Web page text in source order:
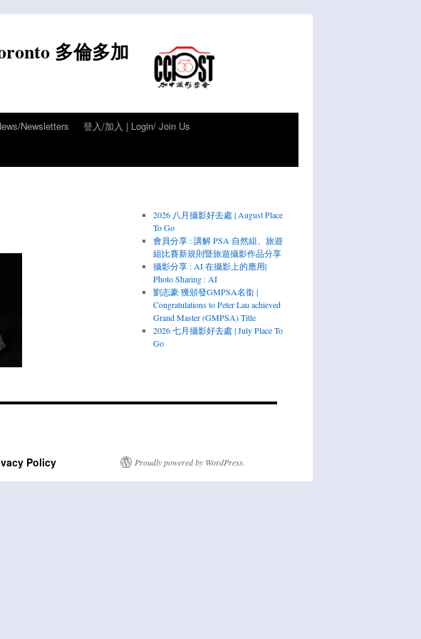
多倫多加
Newsletters
登入/加入 | Login/ Join Us
2026 八月攝影好去處 | August Place
To Go
會員分享 : 講解 PSA 自然組、旅遊
組比賽新規則暨旅遊攝影作品分享
攝影分享 : AI 在攝影上的應用|
Photo Sharing : AI
劉志豪 獲頒發GMPSA名銜 |
Congratulations to Peter Lau achieved
Grand Master (GMPSA) Title
2026 七月攝影好去處 | July Place To
Go
Policy Proudly powered by WordPress.